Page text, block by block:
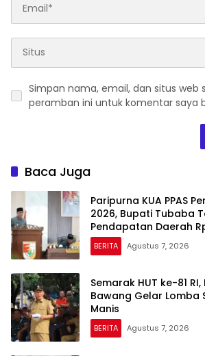
Simpan nama, email, dan situs web
peramban ini untuk komentar saya
Baca Juga
Paripurna KUA PPAS
2026, Bupati Tubaba
Pendapatan Daerah
BERITA Agustus 7, 2026
Semarak HUT ke-81
Bawang Gelar Lomba
Manis
BERITA Agustus 7, 2026